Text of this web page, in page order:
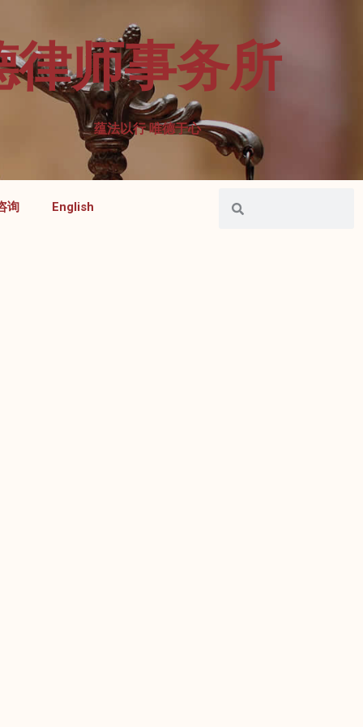
律师事务所
蕴法以行 唯德于心
询 English